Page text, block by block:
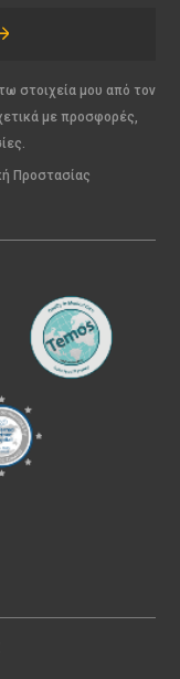
στοιχεία μου από τον
με προσφορές,
Προστασίας